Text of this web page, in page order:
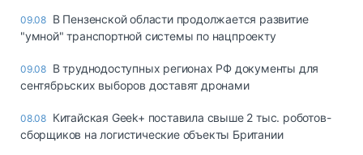
09.08 В Пензенской области продолжается развитие
"умной" транспортной системы по нацпроекту
09.08 В труднодоступных регионах РФ документы для
сентябрьских выборов доставят дронами
08.08 Китайская Geek+ поставила свыше 2 тыс. роботов-
сборщиков на логистические объекты Британии